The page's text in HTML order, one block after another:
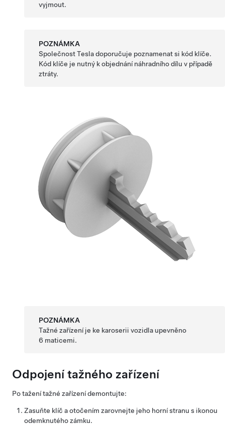
vyjmout.
POZNÁMKA
Společnost Tesla doporučuje poznamenat si kód klíče.
Kód klíče je nutný k objednání náhradního dílu v případě
ztráty.
POZNÁMKA
Tažné zařízení je ke karoserii vozidla upevněno
6 maticemi.
Odpojení tažného zařízení
Po tažení tažné zařízení demontujte:
Zasuňte klíč a otočením zarovnejte jeho horní stranu s ikonou
odemknutého zámku.